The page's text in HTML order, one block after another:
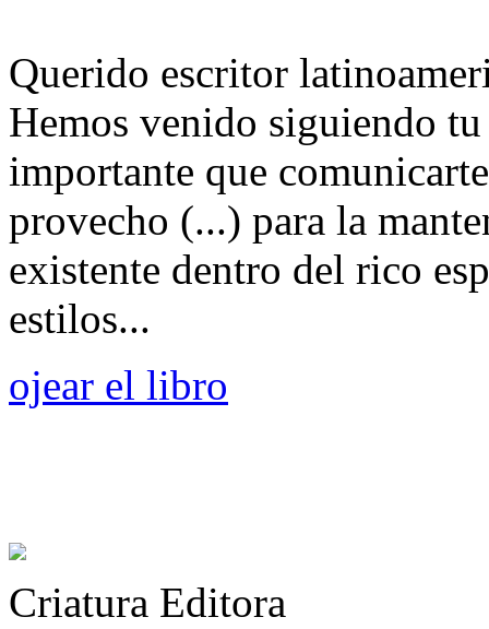
Querido escritor
Hemos venido siguiendo
importante que
provecho (...) para la
existente dentro del rico
estilos...
ojear el libro
Criatura Editora